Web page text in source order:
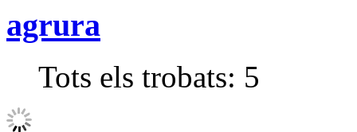
agrura
Tots els trobats: 5